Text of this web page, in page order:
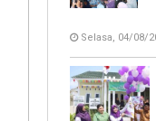
Selasa, 04/08/